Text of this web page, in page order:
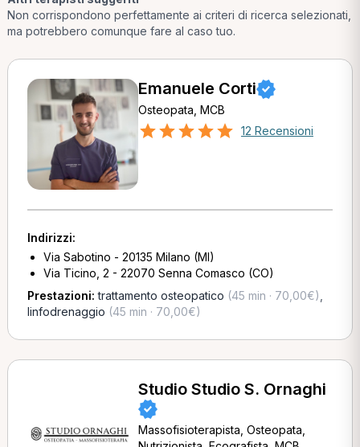
Non corrispondono perfettamente ai criteri di ricerca selezionati,
ma potrebbero comunque fare al caso tuo.
Emanuele Corti
Osteopata, MCB
12 Recensioni
Indirizzi:
Via Sabotino - 20135 Milano (MI)
Via Ticino, 2 - 22070 Senna Comasco (CO)
Prestazioni:trattamento osteopatico (45 min · 70,00€)
linfodrenaggio (45 min · 70,00€)
Studio Studio S. Ornaghi
Massofisioterapista, Osteopata,